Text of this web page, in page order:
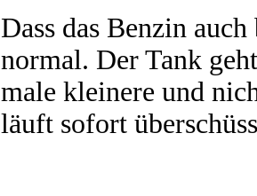
Dass das Benzin
normal. Der Tank
male kleinere und
läuft sofort